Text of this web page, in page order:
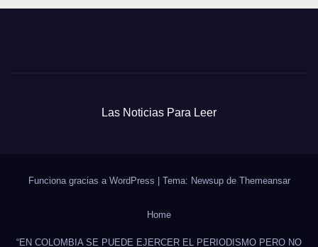
Las Noticias Para Leer
Funciona gracias a WordPress | Tema: Newsup de Themeansar
Home
“EN COLOMBIA SE PUEDE EJERCER EL PERIODISMO PERO NO